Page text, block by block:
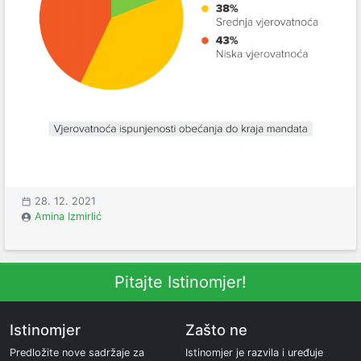
28. 12. 2021
Amina Izmirlić
Pitajte Istinomjer!
Istinomjer
Predložite nove sadržaje za
Zašto ne
Istinomjer je razvila i uređuje